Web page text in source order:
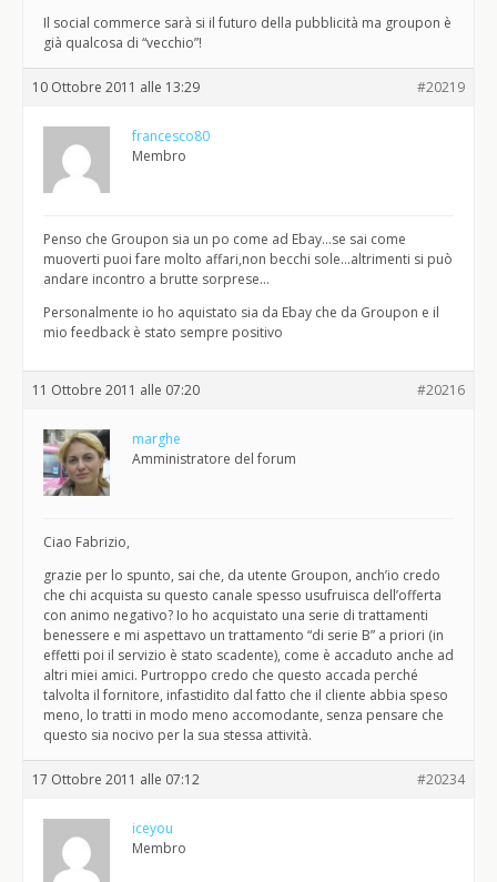
Il social commerce sarà si il futuro della pubblicità ma groupon è
già qualcosa di “vecchio”!
10 Ottobre 2011 alle 13:29 #20219
francesco80
Membro
Penso che Groupon sia un po come ad Ebay…se sai come
muoverti puoi fare molto affari,non becchi sole…altrimenti si può
andare incontro a brutte sorprese…
Personalmente io ho aquistato sia da Ebay che da Groupon e il
mio feedback è stato sempre positivo
11 Ottobre 2011 alle 07:20 #20216
marghe
Amministratore del forum
Ciao Fabrizio,
grazie per lo spunto, sai che, da utente Groupon, anch’io credo
che chi acquista su questo canale spesso usufruisca dell’offerta
con animo negativo? Io ho acquistato una serie di trattamenti
benessere e mi aspettavo un trattamento “di serie B” a priori (in
effetti poi il servizio è stato scadente), come è accaduto anche ad
altri miei amici. Purtroppo credo che questo accada perché
talvolta il fornitore, infastidito dal fatto che il cliente abbia speso
meno, lo tratti in modo meno accomodante, senza pensare che
questo sia nocivo per la sua stessa attività.
17 Ottobre 2011 alle 07:12 #20234
iceyou
Membro